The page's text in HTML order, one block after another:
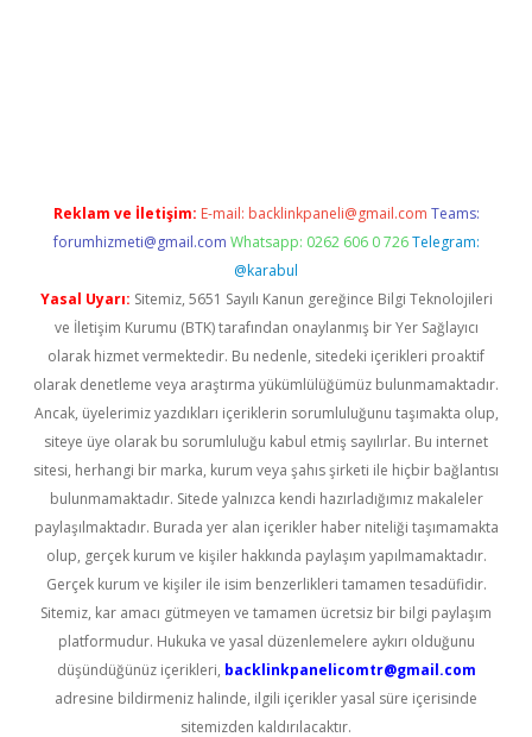
Reklam ve İletişim: E-mail: backlinkpaneli@gmail.com Teams:
forumhizmeti@gmail.com Whatsapp: 0262 606 0 726 Telegram:
@karabul
Yasal Uyarı: Sitemiz, 5651 Sayılı Kanun gereğince Bilgi Teknolojileri
ve İletişim Kurumu (BTK) tarafından onaylanmış bir Yer Sağlayıcı
olarak hizmet vermektedir. Bu nedenle, sitedeki içerikleri proaktif
olarak denetleme veya araştırma yükümlülüğümüz bulunmamaktadır.
Ancak, üyelerimiz yazdıkları içeriklerin sorumluluğunu taşımakta olup,
siteye üye olarak bu sorumluluğu kabul etmiş sayılırlar. Bu internet
sitesi, herhangi bir marka, kurum veya şahıs şirketi ile hiçbir bağlantısı
bulunmamaktadır. Sitede yalnızca kendi hazırladığımız makaleler
paylaşılmaktadır. Burada yer alan içerikler haber niteliği taşımamakta
olup, gerçek kurum ve kişiler hakkında paylaşım yapılmamaktadır.
Gerçek kurum ve kişiler ile isim benzerlikleri tamamen tesadüfidir.
Sitemiz, kar amacı gütmeyen ve tamamen ücretsiz bir bilgi paylaşım
platformudur. Hukuka ve yasal düzenlemelere aykırı olduğunu
düşündüğünüz içerikleri, backlinkpanelicomtr@gmail.com
adresine bildirmeniz halinde, ilgili içerikler yasal süre içerisinde
sitemizden kaldırılacaktır.